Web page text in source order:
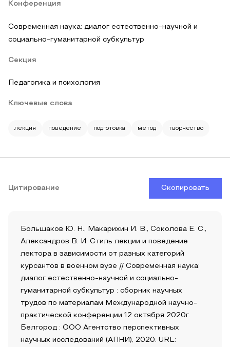
Конференция
Современная наука: диалог естественно-научной и
социально-гуманитарной субкультур
Секция
Педагогика и психология
Ключевые слова
лекция поведение подготовка метод творчество
Цитирование Скопировать
Большаков Ю. Н., Макарихин И. В., Соколова Е. С.,
Александров В. И. Стиль лекции и поведение
лектора в зависимости от разных категорий
курсантов в военном вузе // Современная наука:
диалог естественно-научной и социально-
гуманитарной субкультур : сборник научных
трудов по материалам Международной научно-
практической конференции 12 октября 2020г.
Белгород : ООО Агентство перспективных
научных исследований (АПНИ), 2020. URL: